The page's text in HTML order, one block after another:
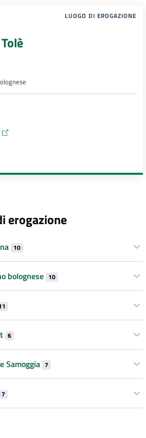
LUOGO DI EROGAZIONE
erogazione
10
bolognese 10
6
Samoggia 7
7